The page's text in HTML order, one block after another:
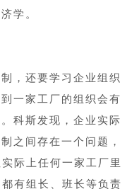
学。
，还要学习企业组织
一家工厂的组织会有
科斯发现，企业实际
之间存在一个问题，
际上任何一家工厂里
有组长、班长等负责